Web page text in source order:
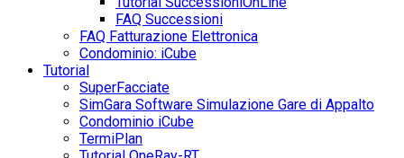
FAQ Successioni
FAQ Fatturazione Elettronica
Condominio: iCube
Tutorial
SuperFacciate
SimGara Software Simulazione Gare di Appalto
Condominio iCube
TermiPlan